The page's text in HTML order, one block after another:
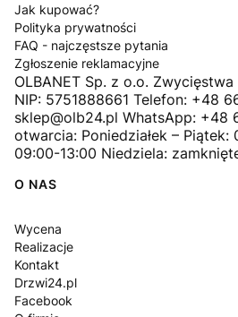
Jak kupować?
Polityka prywatności
FAQ - najczęstsze pytania
Zgłoszenie reklamacyjne
OLBANET Sp. z o.o.
NIP: 5751888661 Telefon: +48
sklep@olb24.pl WhatsApp:
otwarcia: Poniedziałek – Piątek:
09:00-13:00 Niedziela:
O NAS
Wycena
Realizacje
Kontakt
Drzwi24.pl
Facebook